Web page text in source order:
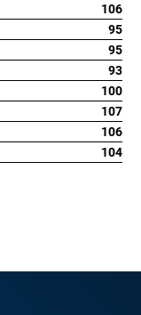
106
95
95
93
100
107
106
104